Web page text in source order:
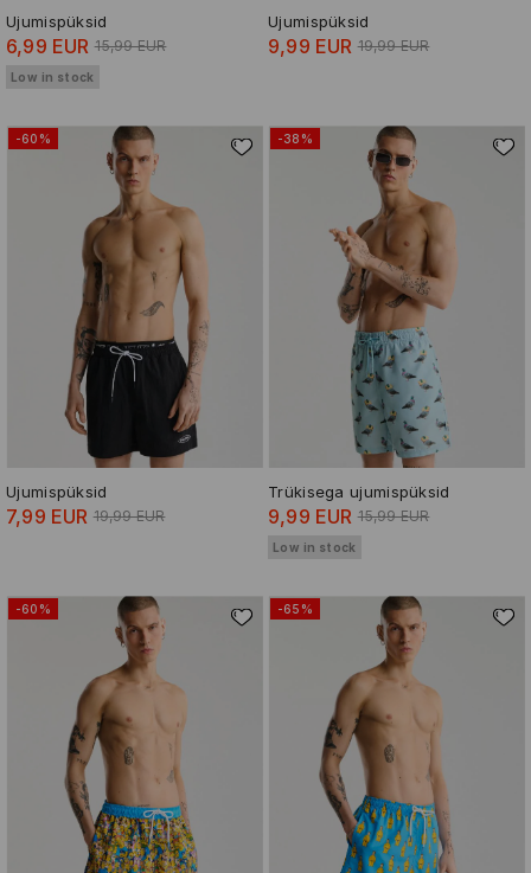
Ujumispüksid
6,99 EUR 15,99 EUR
Low in stock
Ujumispüksid
9,99 EUR 19,99 EUR
-60%
Ujumispüksid
7,99 EUR 19,99 EUR
-38%
Trükisega ujumispüksid
9,99 EUR 15,99 EUR
Low in stock
-60% -65%